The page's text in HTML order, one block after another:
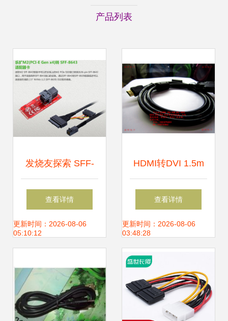
产品列表
发烧友探索 SFF-
8639/U.2接口转接
卡与转接线精髓指
查看详情
更新时间：2026-08-06
05:10:12
HDMI转DVI 1.5m
无网双环高清线 高
效连接，稳定传输
查看详情
更新时间：2026-08-06
03:48:28